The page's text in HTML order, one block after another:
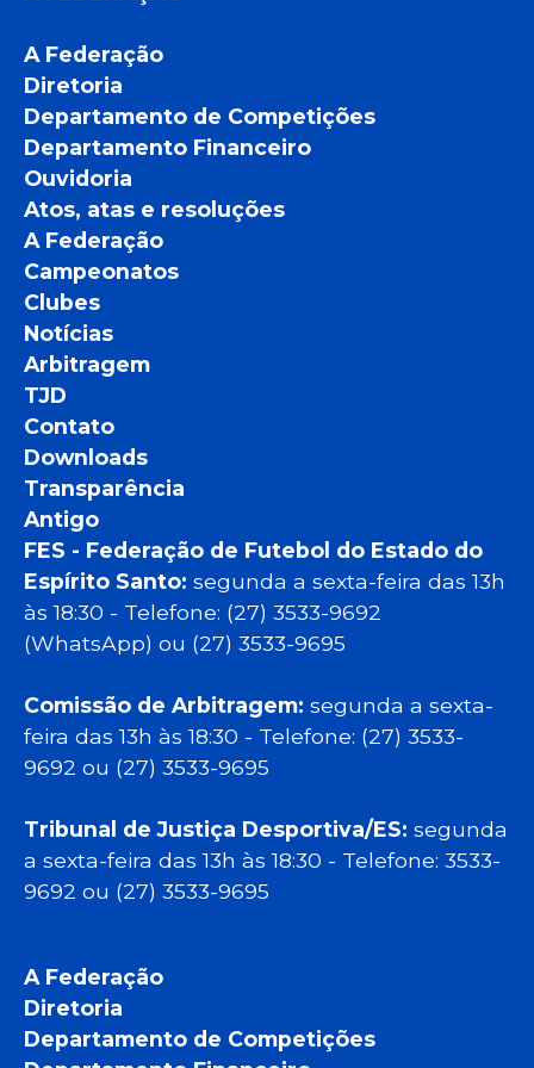
A Federação
Diretoria
Departamento de Competições
Departamento Financeiro
Ouvidoria
Atos, atas e resoluções
A Federação
Campeonatos
Clubes
Notícias
Arbitragem
TJD
Contato
Downloads
Transparência
Antigo
FES - Federação de Futebol do Estado do
Espírito Santo: segunda a sexta-feira das 13h
às 18:30 - Telefone: (27) 3533-9692
(WhatsApp) ou (27) 3533-9695
Comissão de Arbitragem: segunda a sexta-
feira das 13h às 18:30 - Telefone: (27) 3533-
9692 ou (27) 3533-9695
Tribunal de Justiça Desportiva/ES: segunda
a sexta-feira das 13h às 18:30 - Telefone: 3533-
9692 ou (27) 3533-9695
A Federação
Diretoria
Departamento de Competições